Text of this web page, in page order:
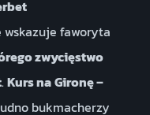
faworyta
zwycięstwo
.Kurs naGironę –
bukmacherzy